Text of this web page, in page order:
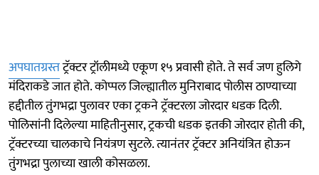
अपघातग्रस्तट्रॅक्टर ट्रॉलीमध्ये एकूण १५ प्रवासी होते. ते सर्व जण हुलिगे
मंदिराकडे जात होते. कोप्पल जिल्ह्यातील मुनिराबाद पोलीस ठाण्याच्या
हद्दीतील तुंगभद्रा पुलावर एका ट्रकने ट्रॅक्टरला जोरदार धडक दिली.
पोलिसांनी दिलेल्या माहितीनुसार, ट्रकची धडक इतकी जोरदार होती की,
ट्रॅक्टरच्या चालकाचे नियंत्रण सुटले. त्यानंतर ट्रॅक्टर अनियंत्रित होऊन
तुंगभद्रा पुलाच्या खाली कोसळला.